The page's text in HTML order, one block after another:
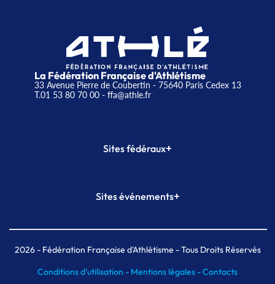
La Fédération Française d'Athlétisme
33 Avenue Pierre de Coubertin - 75640 Paris Cedex 13
T.01 53 80 70 00- ffa@athle.fr
Sites fédéraux+
Plateforme Formation
Sites événements+
Meeting de Paris indoor
MAIF Ekiden de Paris
2026- Fédération Française d'Athlétisme - Tous Droits Réservés
Conditions d'utilisation - Mentions légales -Contacts